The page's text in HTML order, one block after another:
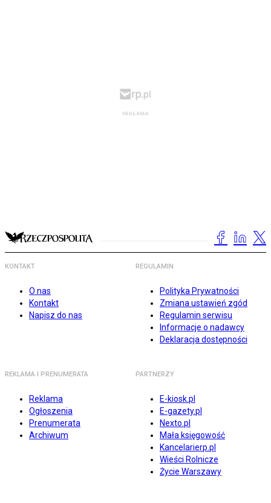
KONTAKT
O nas
Kontakt
Napisz do nas
REGULAMIN
Polityka Prywatności
Zmiana ustawień zgód
Regulamin serwisu
Informacje o nadawcy
Deklaracja dostępności
REKLAMA I PRENUMERATA
Reklama
Ogłoszenia
Prenumerata
Archiwum
PARTNERZY
E-kiosk.pl
E-gazety.pl
Nexto.pl
Mała księgowość
Kancelarierp.pl
Wieści Rolnicze
Życie Warszawy